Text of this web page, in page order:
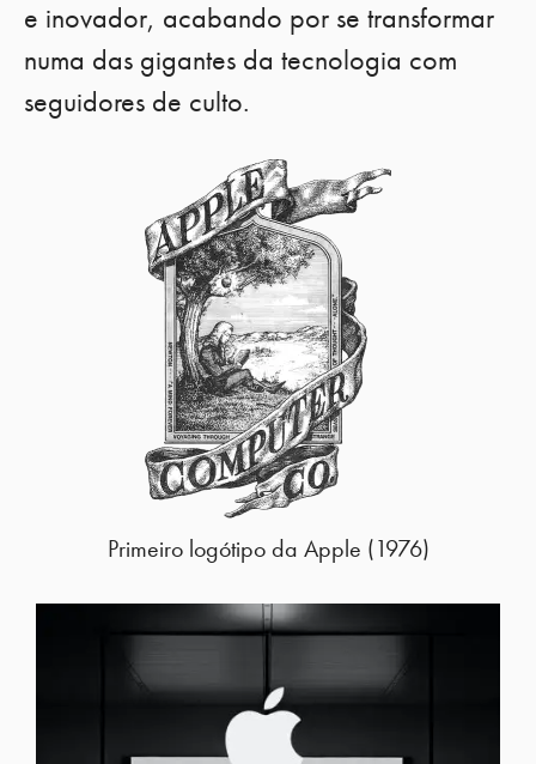
e inovador, acabando por se transformar
numa das gigantes da tecnologia com
seguidores de culto.
Primeiro logótipo da Apple (1976)